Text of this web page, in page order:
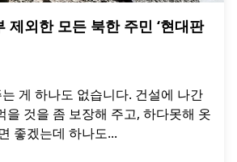
제외한 모든 북한 주민 ‘현대판
게 하나도 없습니다. 건설에 나간
을 것을 좀 보장해 주고, 하다못해 옷
좋겠는데 하나도...